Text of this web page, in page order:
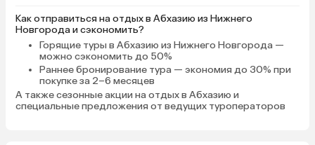
Как отправиться на отдых в Абхазию из Нижнего
Новгорода и сэкономить?
Горящие туры в Абхазию из Нижнего Новгорода —
можно сэкономить до 50%
Раннее бронирование тура — экономия до 30% при
покупке за 2–6 месяцев
А такжесезонные акции на отдых в Абхазию и
специальные предложения от ведущих туроператоров